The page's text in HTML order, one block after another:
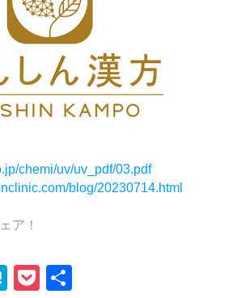
chemi/uv/uv_pdf/03.pdf
blog/20230714.html
ア！
H
P